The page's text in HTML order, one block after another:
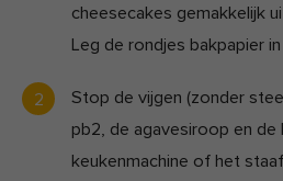
cheesecakes gemakkelijk
Leg de rondjes bakpapier
Stop de vijgen (zonder
pb2, de agavesiroop en de
keukenmachine of het